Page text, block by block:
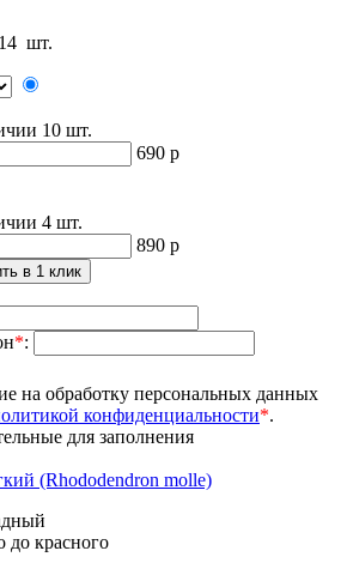
14 шт.
10 шт.
690 р
4 шт.
890 р
*:
на обработку персональных данных
конфиденциальности*.
для заполнения
(Rhododendron molle)
до красного